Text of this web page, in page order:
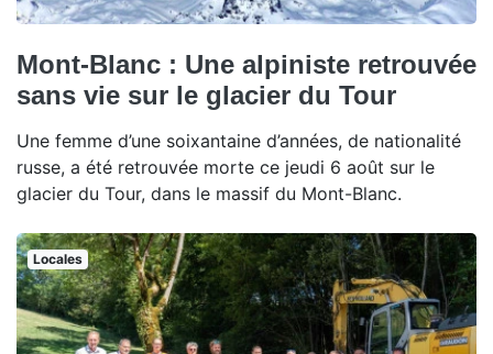
Mont-Blanc : Une alpiniste retrouvée
sans vie sur le glacier du Tour
Une femme d’une soixantaine d’années, de nationalité
russe, a été retrouvée morte ce jeudi 6 août sur le
glacier du Tour, dans le massif du Mont-Blanc.
Locales